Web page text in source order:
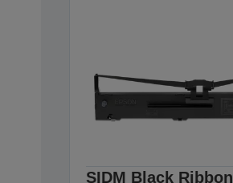
SIDM Black Ribbon